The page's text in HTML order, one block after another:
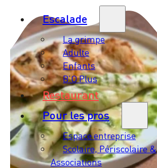
Escalade
La grimpe
Adulte
Enfants
B’O Plus
Restaurant
Pour les pros
Espace entreprise
Scolaire, Périscolaire &
Associations